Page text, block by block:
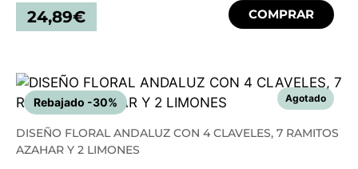
24,89€ COMPRAR
Rebajado -30%
DISEÑO FLORAL ANDALUZ CON 4 CLAVELES, 7 RAMITOS
AZAHAR Y 2 LIMONES